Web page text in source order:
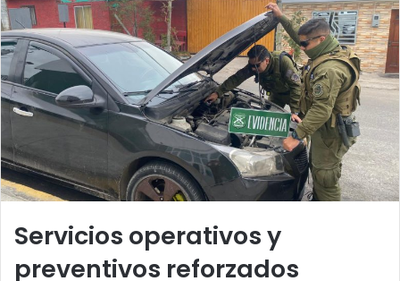
Servicios operativos y
preventivos reforzados